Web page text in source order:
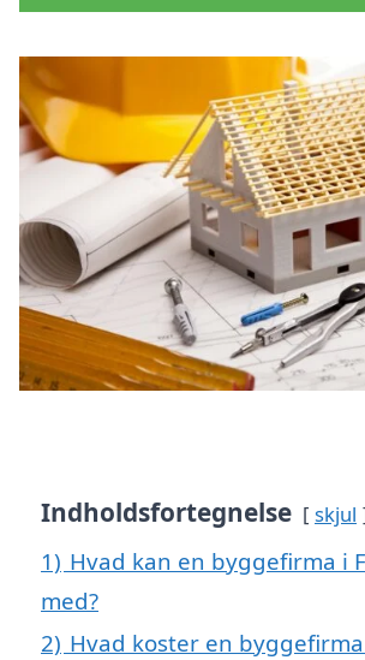
Indholdsfortegnelse skjul
1) Hvad kan en byggefirma i
med?
2) Hvad koster en byggefirma